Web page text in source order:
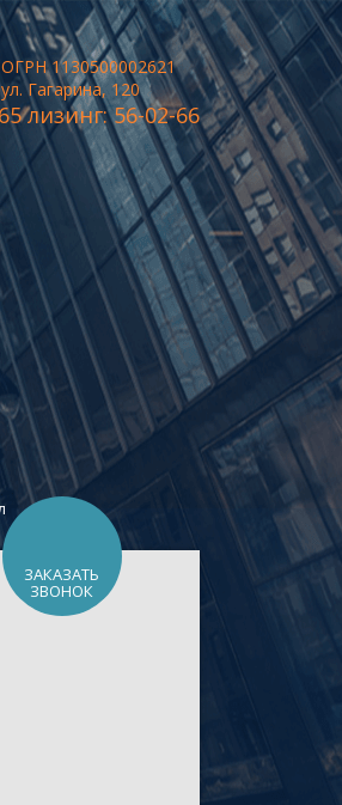
1130500002621
Гагарина, 120
лизинг: 56-02-66
ЗАКАЗАТЬ
ЗВОНОК